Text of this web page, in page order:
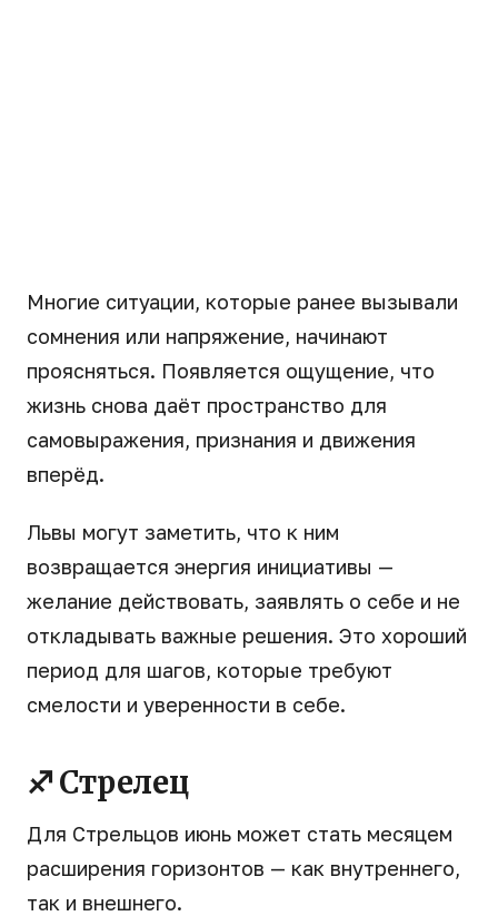
Многие ситуации, которые ранее вызывали
сомнения или напряжение, начинают
проясняться. Появляется ощущение, что
жизнь снова даёт пространство для
самовыражения, признания и движения
вперёд.
Львы могут заметить, что к ним
возвращается энергия инициативы —
желание действовать, заявлять о себе и не
откладывать важные решения. Это хороший
период для шагов, которые требуют
смелости и уверенности в себе.
♐ Стрелец
Для Стрельцов июнь может стать месяцем
расширения горизонтов — как внутреннего,
так и внешнего.